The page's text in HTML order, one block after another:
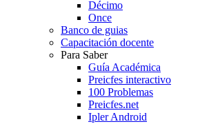
Décimo
Once
Banco de guias
Capacitación docente
Para Saber
Guía Académica
Preicfes interactivo
100 Problemas
Preicfes.net
Ipler Android